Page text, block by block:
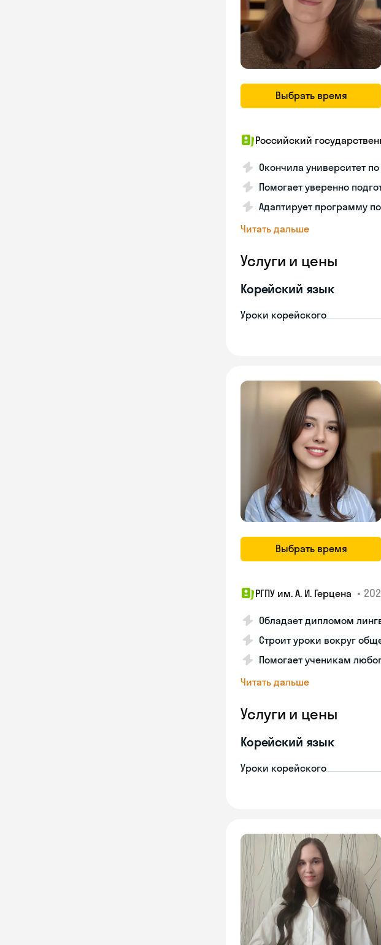
Выбрать время
Российский
Окончила университет
Помогает уверенно
Адаптирует программу
Читать дальше
Услуги и цены
Корейский язык
Уроки корейского
Выбрать время
РГПУ им. А. И. Герцена •
Обладает дипломом
Строит уроки вокруг
Помогает ученикам
Читать дальше
Услуги и цены
Корейский язык
Уроки корейского